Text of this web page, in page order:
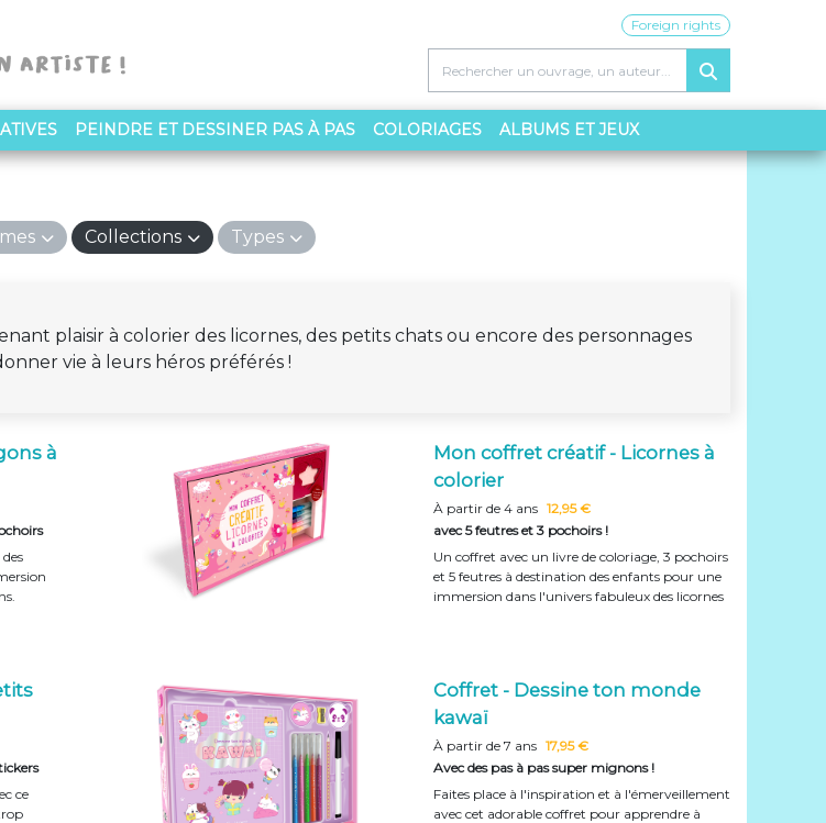
Foreign rights
PEINDRE ET DESSINER PAS À PAS COLORIAGES ALBUMS ET JEUX
Collections Types
plaisir à colorier des licornes, des petits chats ou encore des personnages
vie à leurs héros préférés !
à
Mon coffret créatif - Licornes à
colorier
À partir de 4 ans 12,95 €
avec 5 feutres et 3 pochoirs !
Un coffret avec un livre de coloriage, 3 pochoirs
et 5 feutres à destination des enfants pour une
immersion dans l'univers fabuleux des licornes
ce
Coffret - Dessine ton monde
kawaï
À partir de 7 ans 17,95 €
Avec des pas à pas super mignons !
Faites place à l'inspiration et à l'émerveillement
avec cet adorable coffret pour apprendre à